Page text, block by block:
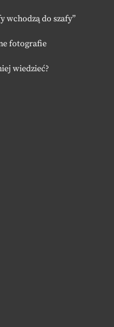
wchodzą do szafy”
fotografie
wiedzieć?